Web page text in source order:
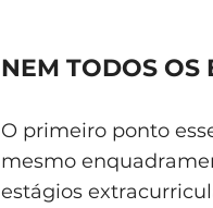
NEM TODOS OS
O primeiro ponto
mesmo
estágios